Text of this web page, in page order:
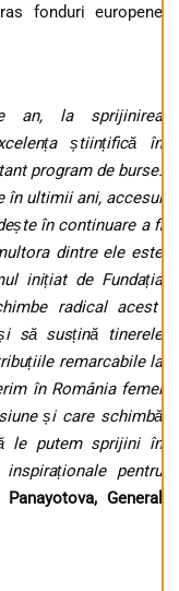
fonduri europene
an, la sprijinirea
ța științifică în
program de burse.
în ultimii ani, accesul
ște în continuare a fi
dintre ele este
inițiat de Fundația
radical acest
i săsusțină tinerele
țiile remarcabile la
în România femei
și care schimbă
le putem sprijini în
inspiraționale pentru
Panayotova, General